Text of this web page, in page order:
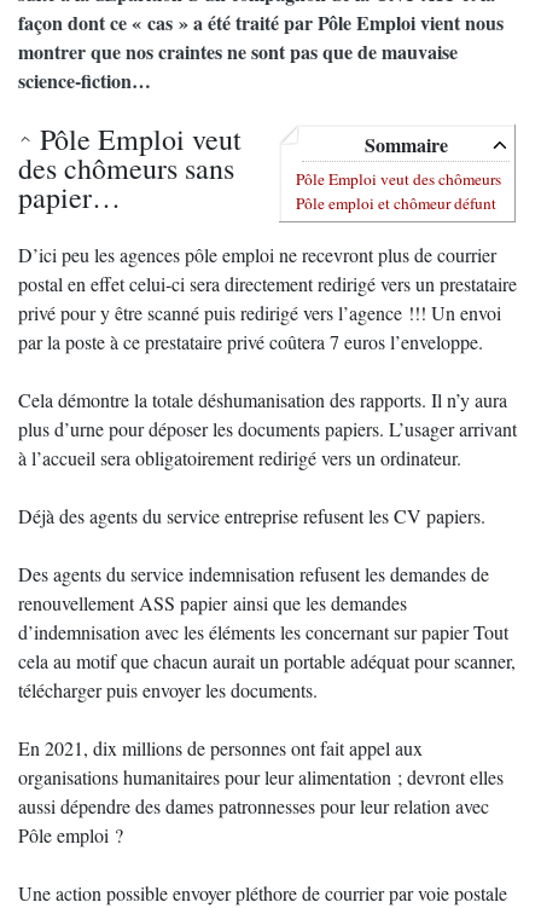
façon dont ce « cas » a été traité par Pôle Emploi vient nous
montrer que nos craintes ne sont pas que de mauvaise
science-fiction…
Sommaire
Pôle Emploi veut des chômeurs
Pôle emploi et chômeur défunt
Pôle Emploi veut
des chômeurs sans
papier…
D’ici peu les agences pôle emploi ne recevront plus de courrier
postal en effet celui-ci sera directement redirigé vers un prestataire
privé pour y être scanné puis redirigé vers l’agence !!! Un envoi
par la poste à ce prestataire privé coûtera 7 euros l’enveloppe.
Cela démontre la totale déshumanisation des rapports. Il n’y aura
plus d’urne pour déposer les documents papiers. L’usager arrivant
à l’accueil sera obligatoirement redirigé vers un ordinateur.
Déjà des agents du service entreprise refusent les CV papiers.
Des agents du service indemnisation refusent les demandes de
renouvellement ASS papier ainsi que les demandes
d’indemnisation avec les éléments les concernant sur papier Tout
cela au motif que chacun aurait un portable adéquat pour scanner,
télécharger puis envoyer les documents.
En 2021, dix millions de personnes ont fait appel aux
organisations humanitaires pour leur alimentation ; devront elles
aussi dépendre des dames patronnesses pour leur relation avec
Pôle emploi ?
Une action possible envoyer pléthore de courrier par voie postale